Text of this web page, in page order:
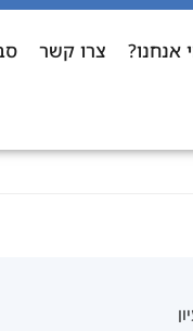
אנחנו? צרו קשר